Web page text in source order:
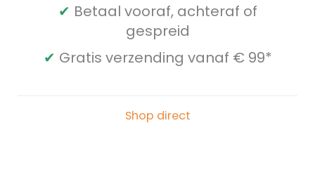
✔ Betaal vooraf, achteraf of
gespreid
✔ Gratis verzending vanaf € 99*
Shop direct